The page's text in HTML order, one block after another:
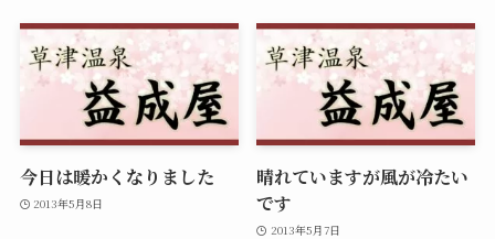
今日は暖かくなりました
2013年5月8日
晴れていますが風が冷たい
です
2013年5月7日